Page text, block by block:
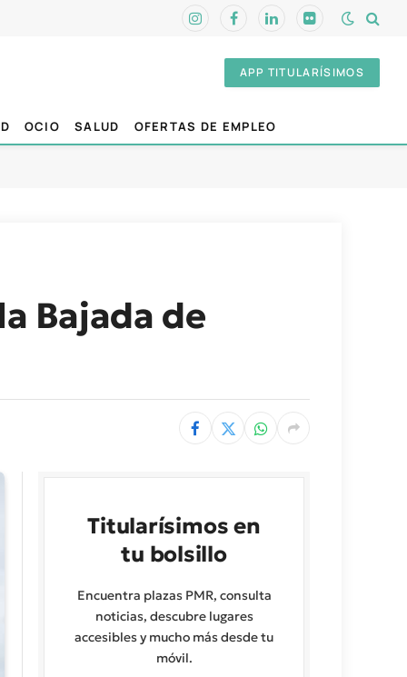
InstagramFacebookLinkedInFlickr
APP TITULARÍSIMOS
OCIO SALUD OFERTAS DE EMPLEO
Bajada de
Titularísimos en
tu bolsillo
Encuentra plazas PMR, consulta
noticias, descubre lugares
accesibles y mucho más desde tu
móvil.